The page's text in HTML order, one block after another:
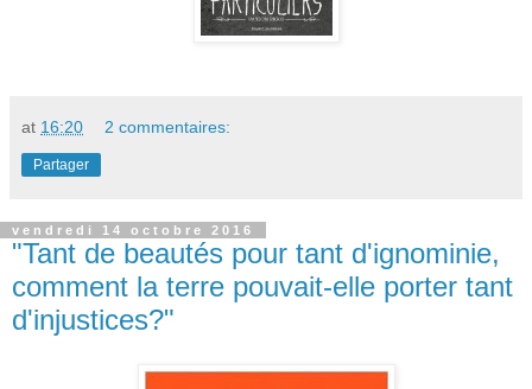
at 16:20 2 commentaires:
Partager
vendredi 14 octobre 2016
"Tant de beautés pour tant d'ignominie,
comment la terre pouvait-elle porter tant
d'injustices?"